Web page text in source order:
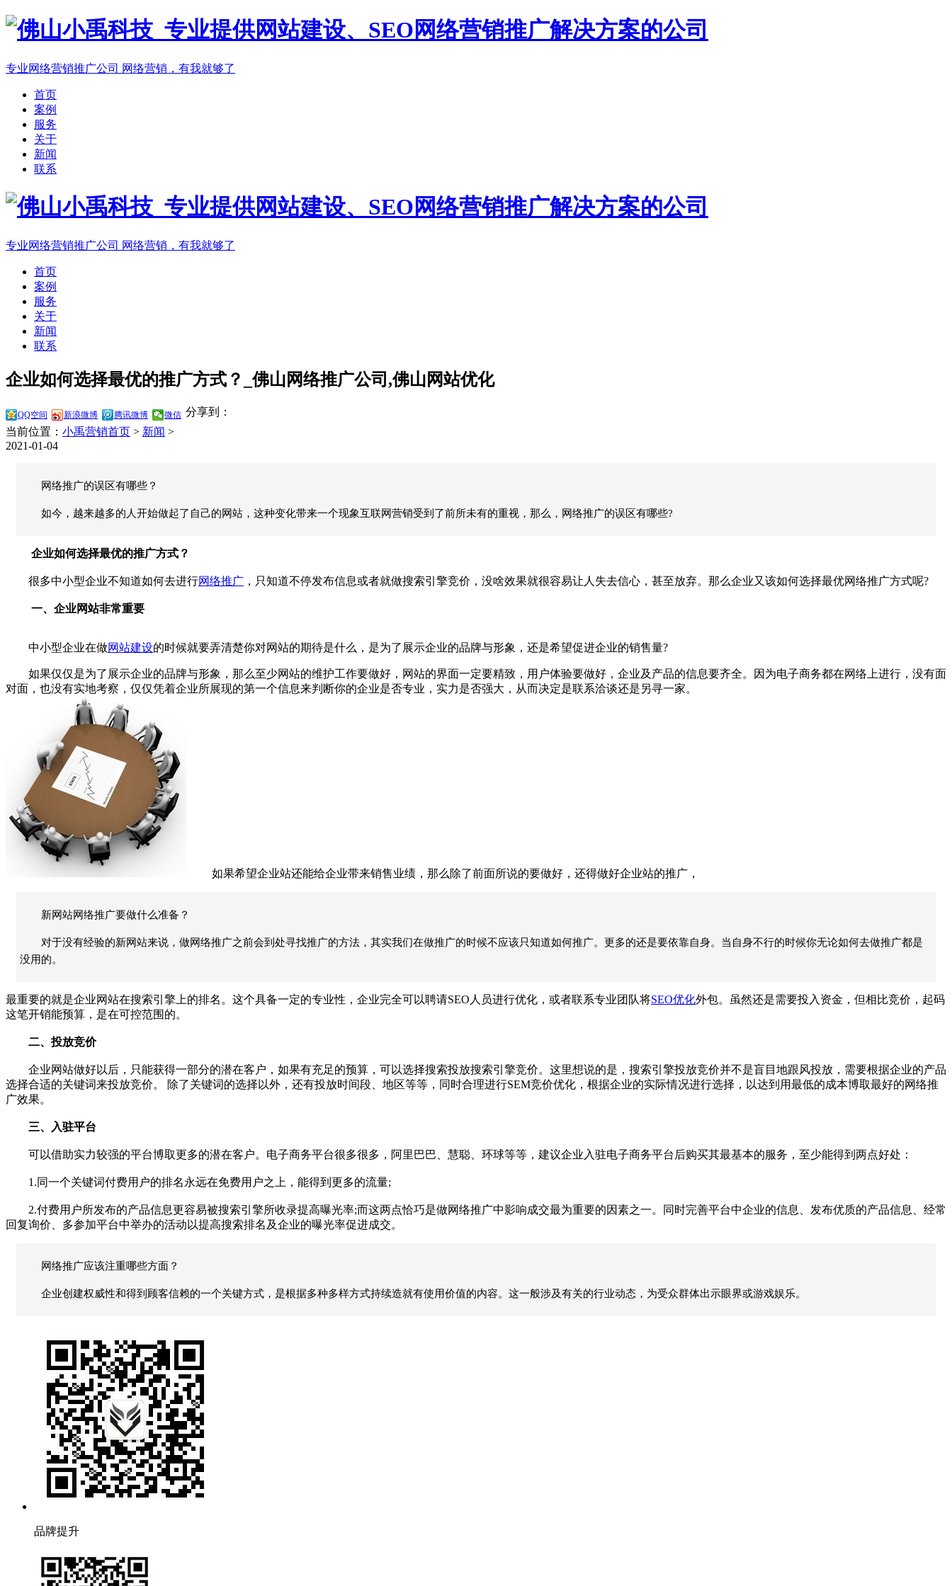
专业网络营销推广公司 网络营销，有我就够了
首页
案例
服务
关于
新闻
联系
专业网络营销推广公司 网络营销，有我就够了
首页
案例
服务
关于
新闻
联系
企业如何选择最优的推广方式？_佛山网络推广公司,佛山网站优化
分享到：
QQ空间 新浪微博 腾讯微博 微信
当前位置： 小禹营销首页 > 新闻 >
2021-01-04
网络推广的误区有哪些？
如今，越来越多的人开始做起了自己的网站，这种变化带来一个现象互联网营销受到了前所未有的重视，那么，网络推广的误区有哪些?
企业如何选择最优的推广方式？
很多中小型企业不知道如何去进行网络推广 ，只知道不停发布信息或者就做搜索引擎竞价，没啥效果就很容易让人失去信心，甚至放弃。那么企业又该如何选择最优网络推广方式呢?
一、企业网站非常重要
中小型企业在做网站建设的时候就要弄清楚你对网站的期待是什么，是为了展示企业的品牌与形象，还是希望促进企业的销售量?
如果仅仅是为了展示企业的品牌与形象，那么至少网站的维护工作要做好，网站的界面一定要精致，用户体验要做好，企业及产品的信息要齐全。因为电子商务都在网络上进行，没有面
对面，也没有实地考察，仅仅凭着企业所展现的第一个信息来判断你的企业是否专业，实力是否强大，从而决定是联系洽谈还是另寻一家。
如果希望企业站还能给企业带来销售业绩，那么除了前面所说的要做好，还得做好企业站的推广，
新网站网络推广要做什么准备？
对于没有经验的新网站来说，做网络推广之前会到处寻找推广的方法，其实我们在做推广的时候不应该只知道如何推广。更多的还是要依靠自身。当自身不行的时候你无论如何去做推广都是
没用的。
最重要的就是企业网站在搜索引擎上的排名。这个具备一定的专业性，企业完全可以聘请SEO人员进行优化，或者联系专业团队将SEO优化外包。虽然还是需要投入资金，但相比竞价，起码
这笔开销能预算，是在可控范围的。
二、投放竞价
企业网站做好以后，只能获得一部分的潜在客户，如果有充足的预算，可以选择搜索投放搜索引擎竞价。这里想说的是，搜索引擎投放竞价并不是盲目地跟风投放，需要根据企业的产品
选择合适的关键词来投放竞价。
除了关键词的选择以外，还有投放时间段、地区等等，同时合理进行SEM竞价优化，根据企业的实际情况进行选择，以达到用最低的成本博取最好的网络推
广效果。
三、入驻平台
可以借助实力较强的平台博取更多的潜在客户。电子商务平台很多很多，阿里巴巴、慧聪、环球等等，建议企业入驻电子商务平台后购买其最基本的服务，至少能得到两点好处：
1.同一个关键词付费用户的排名永远在免费用户之上，能得到更多的流量;
2.付费用户所发布的产品信息更容易被搜索引擎所收录提高曝光率;而这两点恰巧是做网络推广中影响成交最为重要的因素之一。同时完善平台中企业的信息、发布优质的产品信息、经常
回复询价、多参加平台中举办的活动以提高搜索排名及企业的曝光率促进成交。
网络推广应该注重哪些方面？
企业创建权威性和得到顾客信赖的一个关键方式，是根据多种多样方式持续造就有使用价值的内容。这一般涉及有关的行业动态，为受众群体出示眼界或游戏娱乐。
品牌提升